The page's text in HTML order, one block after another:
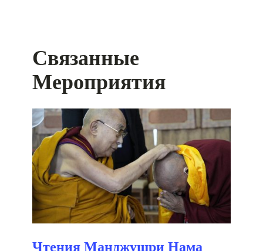
Связанные
Мероприятия
Чтения Манджушри Нама